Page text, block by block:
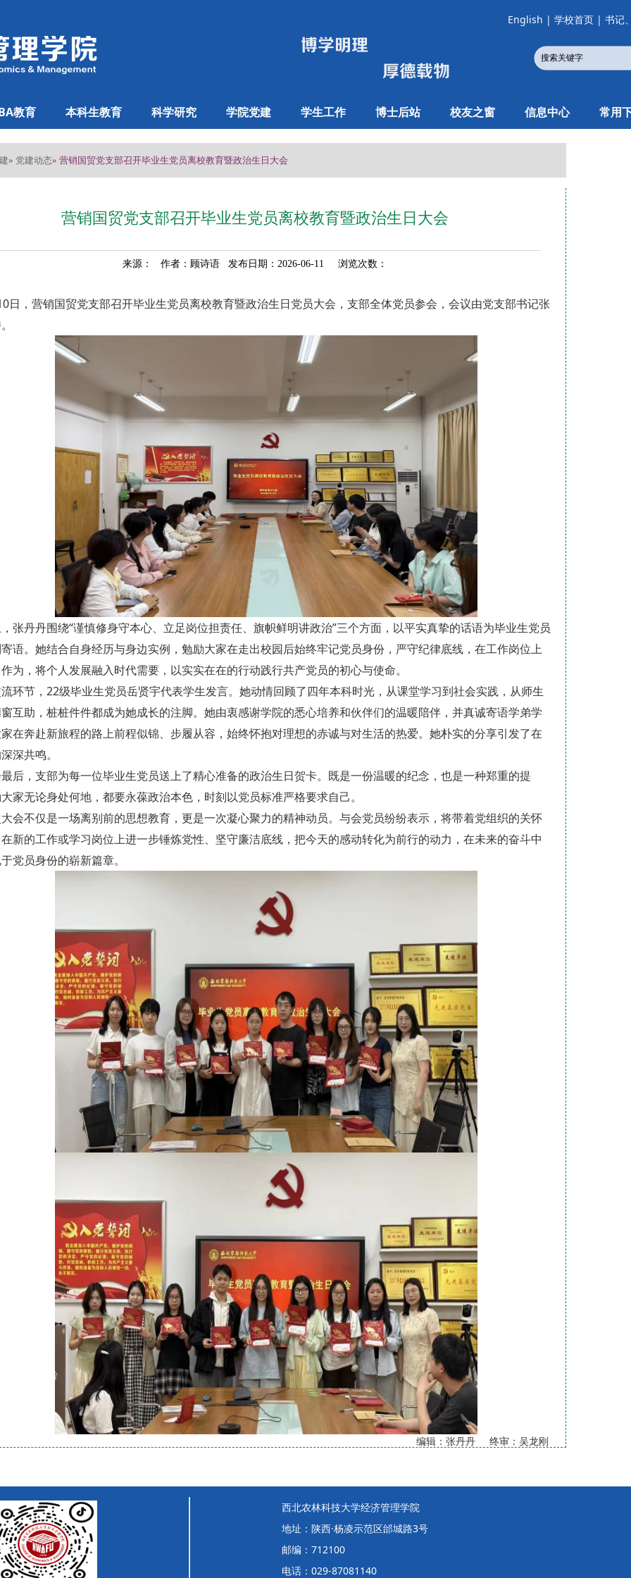
English | 学校首页 | 书记
教育 本科生教育 科学研究 学院党建 学生工作 博士后站 校友之窗 信息中心 常用
» 党建动态» 营销国贸党支部召开毕业生党员离校教育暨政治生日大会
营销国贸党支部召开毕业生党员离校教育暨政治生日大会
来源： 作者：顾诗语 发布日期：2026-06-11 浏览次数：
日，营销国贸党支部召开毕业生党员离校教育暨政治生日党员大会，支部全体党员参会，会议由党支部书记张
张丹丹围绕“谨慎修身守本心、立足岗位担责任、旗帜鲜明讲政治”三个方面，以平实真挚的话语为毕业生党员
语。她结合自身经历与身边实例，勉励大家在走出校园后始终牢记党员身份，严守纪律底线，在工作岗位上
为，将个人发展融入时代需要，以实实在在的行动践行共产党员的初心与使命。
环节，22级毕业生党员岳贤宇代表学生发言。她动情回顾了四年本科时光，从课堂学习到社会实践，从师生
互助，桩桩件件都成为她成长的注脚。她由衷感谢学院的悉心培养和伙伴们的温暖陪伴，并真诚寄语学弟学
在奔赴新旅程的路上前程似锦、步履从容，始终怀抱对理想的赤诚与对生活的热爱。她朴实的分享引发了在
深共鸣。
后，支部为每一位毕业生党员送上了精心准备的政治生日贺卡。既是一份温暖的纪念，也是一种郑重的提
家无论身处何地，都要永葆政治本色，时刻以党员标准严格要求自己。
会不仅是一场离别前的思想教育，更是一次凝心聚力的精神动员。与会党员纷纷表示，将带着党组织的关怀
新的工作或学习岗位上进一步锤炼党性、坚守廉洁底线，把今天的感动转化为前行的动力，在未来的奋斗中
党员身份的崭新篇章。
编辑：张丹丹 终审：吴龙刚
西北农林科技大学经济管理学院
地址：陕西·杨凌示范区邰城路3号
邮编：712100
电话：029-87081140